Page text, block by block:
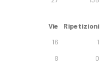
Vie Ripetizioni
16 1
8 0